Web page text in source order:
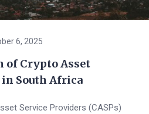
6, 2025
of Crypto Asset
South Africa
Service Providers (CASPs)